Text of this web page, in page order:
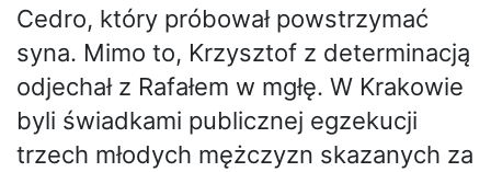
Cedro, który próbował powstrzymać
syna. Mimo to, Krzysztof z determinacją
odjechał z Rafałem w mgłę. W Krakowie
byli świadkami publicznej egzekucji
trzech młodych mężczyzn skazanych za